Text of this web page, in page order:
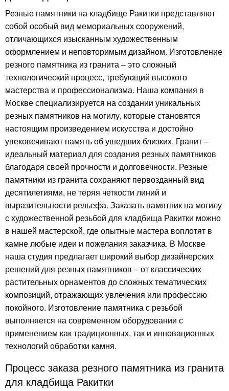
Резные памятники на кладбище Ракитки представляют
собой особый вид мемориальных сооружений,
отличающихся изысканным художественным
оформлением и неповторимым дизайном. Изготовление
резного памятника из гранита – это сложный
технологический процесс, требующий высокого
мастерства и профессионализма. Наша компания в
Москве специализируется на создании уникальных
резных памятников на могилу, которые становятся
настоящим произведением искусства и достойно
увековечивают память об ушедших близких. Гранит –
идеальный материал для создания резных памятников
благодаря своей прочности и долговечности. Резные
памятники из гранита сохраняют первозданный вид
десятилетиями, не теряя четкости линий и
выразительности рельефа. Заказать памятник на могилу
с художественной резьбой для кладбища Ракитки можно
в нашей мастерской, где опытные мастера воплотят в
камне любые идеи и пожелания заказчика. В Москве
наша студия предлагает широкий выбор дизайнерских
решений для резных памятников – от классических
растительных орнаментов до сложных тематических
композиций, отражающих увлечения или профессию
покойного. Изготовление памятника с резьбой
выполняется на современном оборудовании с
применением как традиционных, так и инновационных
технологий обработки камня.
Процесс заказа резного памятника из гранита
для кладбища Ракитки